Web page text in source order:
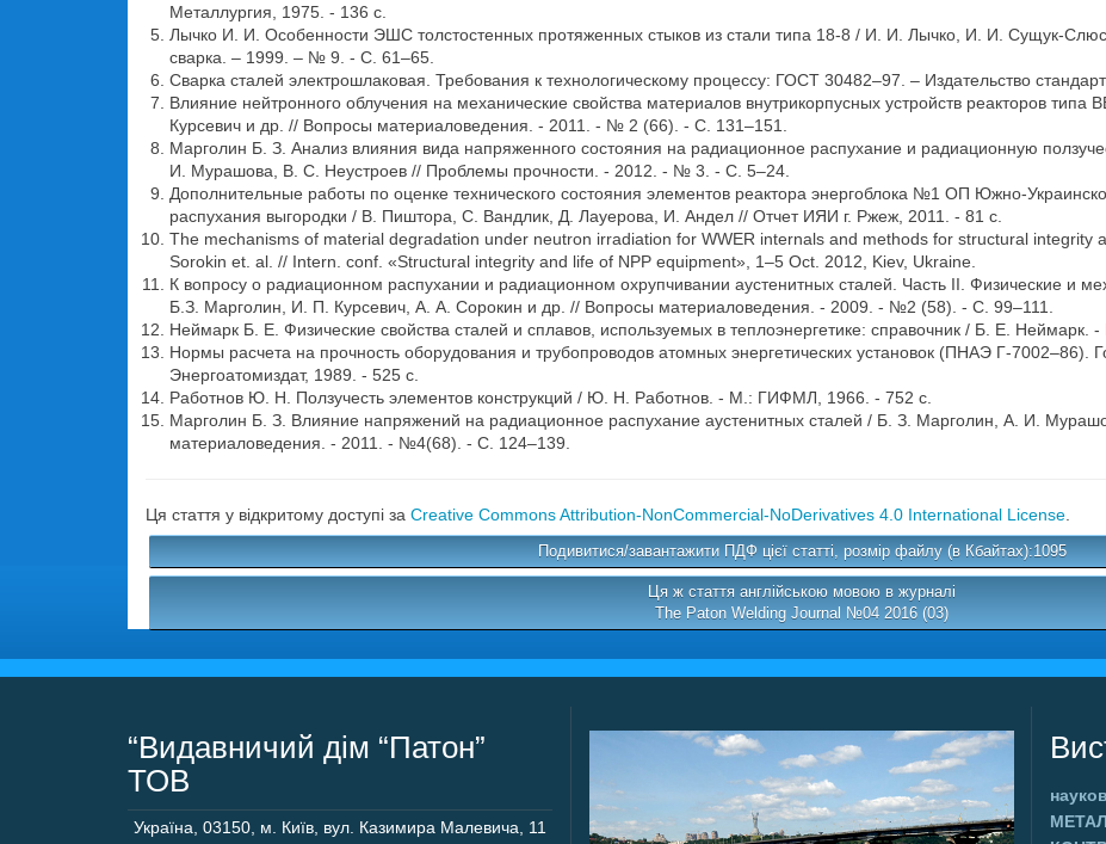
Металлургия, 1975. - 136 с.
Лычко И. И. Особенности ЭШС толстостенных протяженных стыков из стали типа 18-8 / И. И. Лычко, И. И. Сущук-
сварка. – 1999. – № 9. - С. 61–65.
Сварка сталей электрошлаковая. Требования к технологическому процессу: ГОСТ 30482–97. – Издательство
Влияние нейтронного облучения на механические свойства материалов внутрикорпусных устройств реакторов
Курсевич и др. // Вопросы материаловедения. - 2011. - № 2 (66). - С. 131–151.
Марголин Б. З. Анализ влияния вида напряженного состояния на радиационное распухание и радиационную
И. Мурашова, В. С. Неустроев // Проблемы прочности. - 2012. - № 3. - С. 5–24.
Дополнительные работы по оценке технического состояния элементов реактора энергоблока №1 ОП Южно-
распухания выгородки / В. Пиштора, С. Вандлик, Д. Лауерова, И. Андел // Отчет ИЯИ г. Ржеж, 2011. - 81 с.
The mechanisms of material degradation under neutron irradiation for WWER internals and methods for structural integrity
Sorokin et. al. // Intern. conf. «Structural integrity and life of NPP equipment», 1–5 Oct. 2012, Kiev, Ukraine.
К вопросу о радиационном распухании и радиационном охрупчивании аустенитных сталей. Часть II. Физические и
Б.З. Марголин, И. П. Курсевич, А. А. Сорокин и др. // Вопросы материаловедения. - 2009. - №2 (58). - С. 99–111.
Неймарк Б. Е. Физические свойства сталей и сплавов, используемых в теплоэнергетике: справочник / Б. Е. Неймарк.
Нормы расчета на прочность оборудования и трубопроводов атомных энергетических установок (ПНАЭ Г-7002–86).
Энергоатомиздат, 1989. - 525 с.
Работнов Ю. Н. Ползучесть элементов конструкций / Ю. Н. Работнов. - М.: ГИФМЛ, 1966. - 752 с.
Марголин Б. З. Влияние напряжений на радиационное распухание аустенитных сталей / Б. З. Марголин, А. И.
материаловедения. - 2011. - №4(68). - С. 124–139.
Ця стаття у відкритому доступі за Creative Commons Attribution-NonCommercial-NoDerivatives 4.0 International License
Подивитися/завантажити ПДФ цієї статті, розмір файлу (в Кбайтах):1095
Ця ж стаття англійською мовою в журналі
The Paton Welding Journal №04 2016 (03)
“Видавничий дім “Патон”
ТОВ
Україна 03150 м. Київ, вул. Казимира Малевича, 11